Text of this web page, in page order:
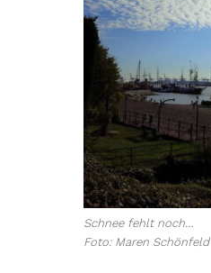
Schnee fehlt noch…
Foto: Maren Schönfeld